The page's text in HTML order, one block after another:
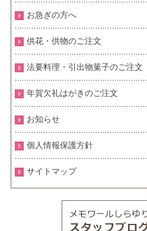
お急ぎの方へ
供花・供物のご注文
法要料理・引出物菓子のご注文
年賀欠礼はがきのご注文
お知らせ
個人情報保護方針
サイトマップ